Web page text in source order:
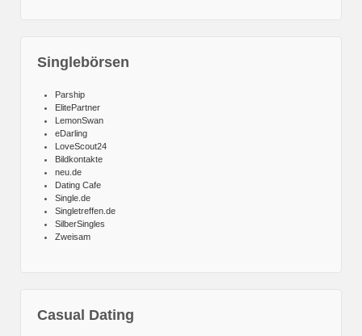
Singlebörsen
Parship
ElitePartner
LemonSwan
eDarling
LoveScout24
Bildkontakte
neu.de
Dating Cafe
Single.de
Singletreffen.de
SilberSingles
Zweisam
Casual Dating